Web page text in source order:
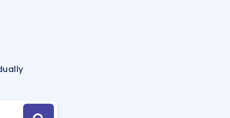
Hesaplama Aracı
için Öneriler
Tek Takvimde
Hoca ile seni sınava hazırlayacak onlarca eğitim seni bekliyor!